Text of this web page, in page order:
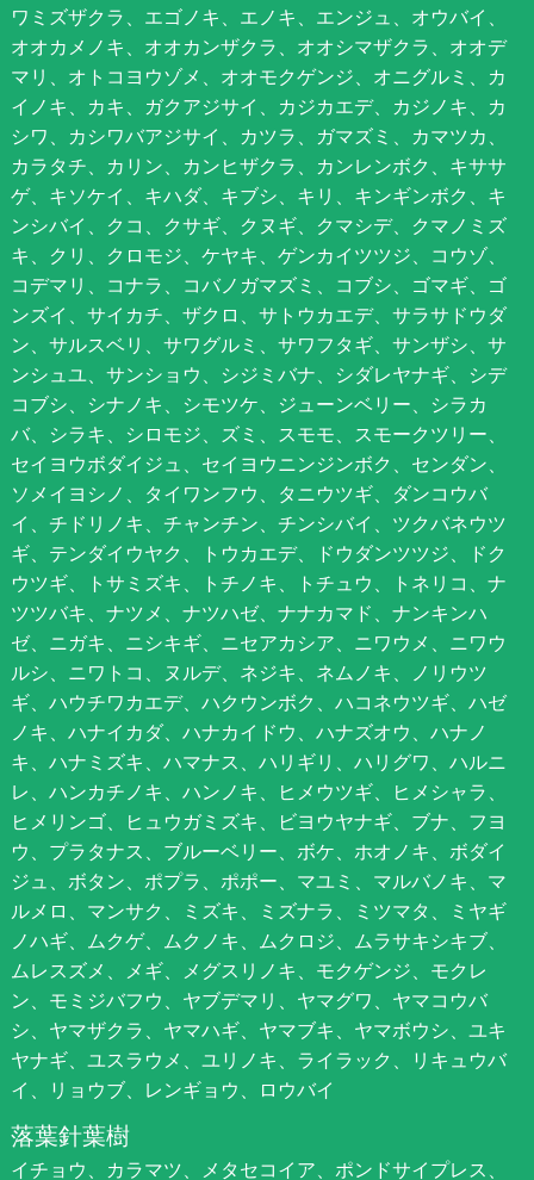
ワミズザクラ、エゴノキ、エノキ、エンジュ、オウバイ、
オオカメノキ、オオカンザクラ、オオシマザクラ、オオデ
マリ、オトコヨウゾメ、オオモクゲンジ、オニグルミ、カ
イノキ、カキ、ガクアジサイ、カジカエデ、カジノキ、カ
シワ、カシワバアジサイ、カツラ、ガマズミ、カマツカ、
カラタチ、カリン、カンヒザクラ、カンレンボク、キササ
ゲ、キソケイ、キハダ、キブシ、キリ、キンギンボク、キ
ンシバイ、クコ、クサギ、クヌギ、クマシデ、クマノミズ
キ、クリ、クロモジ、ケヤキ、ゲンカイツツジ、コウゾ、
コデマリ、コナラ、コバノガマズミ、コブシ、ゴマギ、ゴ
ンズイ、サイカチ、ザクロ、サトウカエデ、サラサドウダ
ン、サルスベリ、サワグルミ、サワフタギ、サンザシ、サ
ンシュユ、サンショウ、シジミバナ、シダレヤナギ、シデ
コブシ、シナノキ、シモツケ、ジューンベリー、シラカ
バ、シラキ、シロモジ、ズミ、スモモ、スモークツリー、
セイヨウボダイジュ、セイヨウニンジンボク、センダン、
ソメイヨシノ、タイワンフウ、タニウツギ、ダンコウバ
イ、チドリノキ、チャンチン、チンシバイ、ツクバネウツ
ギ、テンダイウヤク、トウカエデ、ドウダンツツジ、ドク
ウツギ、トサミズキ、トチノキ、トチュウ、トネリコ、ナ
ツツバキ、ナツメ、ナツハゼ、ナナカマド、ナンキンハ
ゼ、ニガキ、ニシキギ、ニセアカシア、ニワウメ、ニワウ
ルシ、ニワトコ、ヌルデ、ネジキ、ネムノキ、ノリウツ
ギ、ハウチワカエデ、ハクウンボク、ハコネウツギ、ハゼ
ノキ、ハナイカダ、ハナカイドウ、ハナズオウ、ハナノ
キ、ハナミズキ、ハマナス、ハリギリ、ハリグワ、ハルニ
レ、ハンカチノキ、ハンノキ、ヒメウツギ、ヒメシャラ、
ヒメリンゴ、ヒュウガミズキ、ビヨウヤナギ、ブナ、フヨ
ウ、プラタナス、ブルーベリー、ボケ、ホオノキ、ボダイ
ジュ、ボタン、ポプラ、ポポー、マユミ、マルバノキ、マ
ルメロ、マンサク、ミズキ、ミズナラ、ミツマタ、ミヤギ
ノハギ、ムクゲ、ムクノキ、ムクロジ、ムラサキシキブ、
ムレスズメ、メギ、メグスリノキ、モクゲンジ、モクレ
ン、モミジバフウ、ヤブデマリ、ヤマグワ、ヤマコウバ
シ、ヤマザクラ、ヤマハギ、ヤマブキ、ヤマボウシ、ユキ
ヤナギ、ユスラウメ、ユリノキ、ライラック、リキュウバ
イ、リョウブ、レンギョウ、ロウバイ
落葉針葉樹
イチョウ、カラマツ、メタセコイア、ポンドサイプレス、